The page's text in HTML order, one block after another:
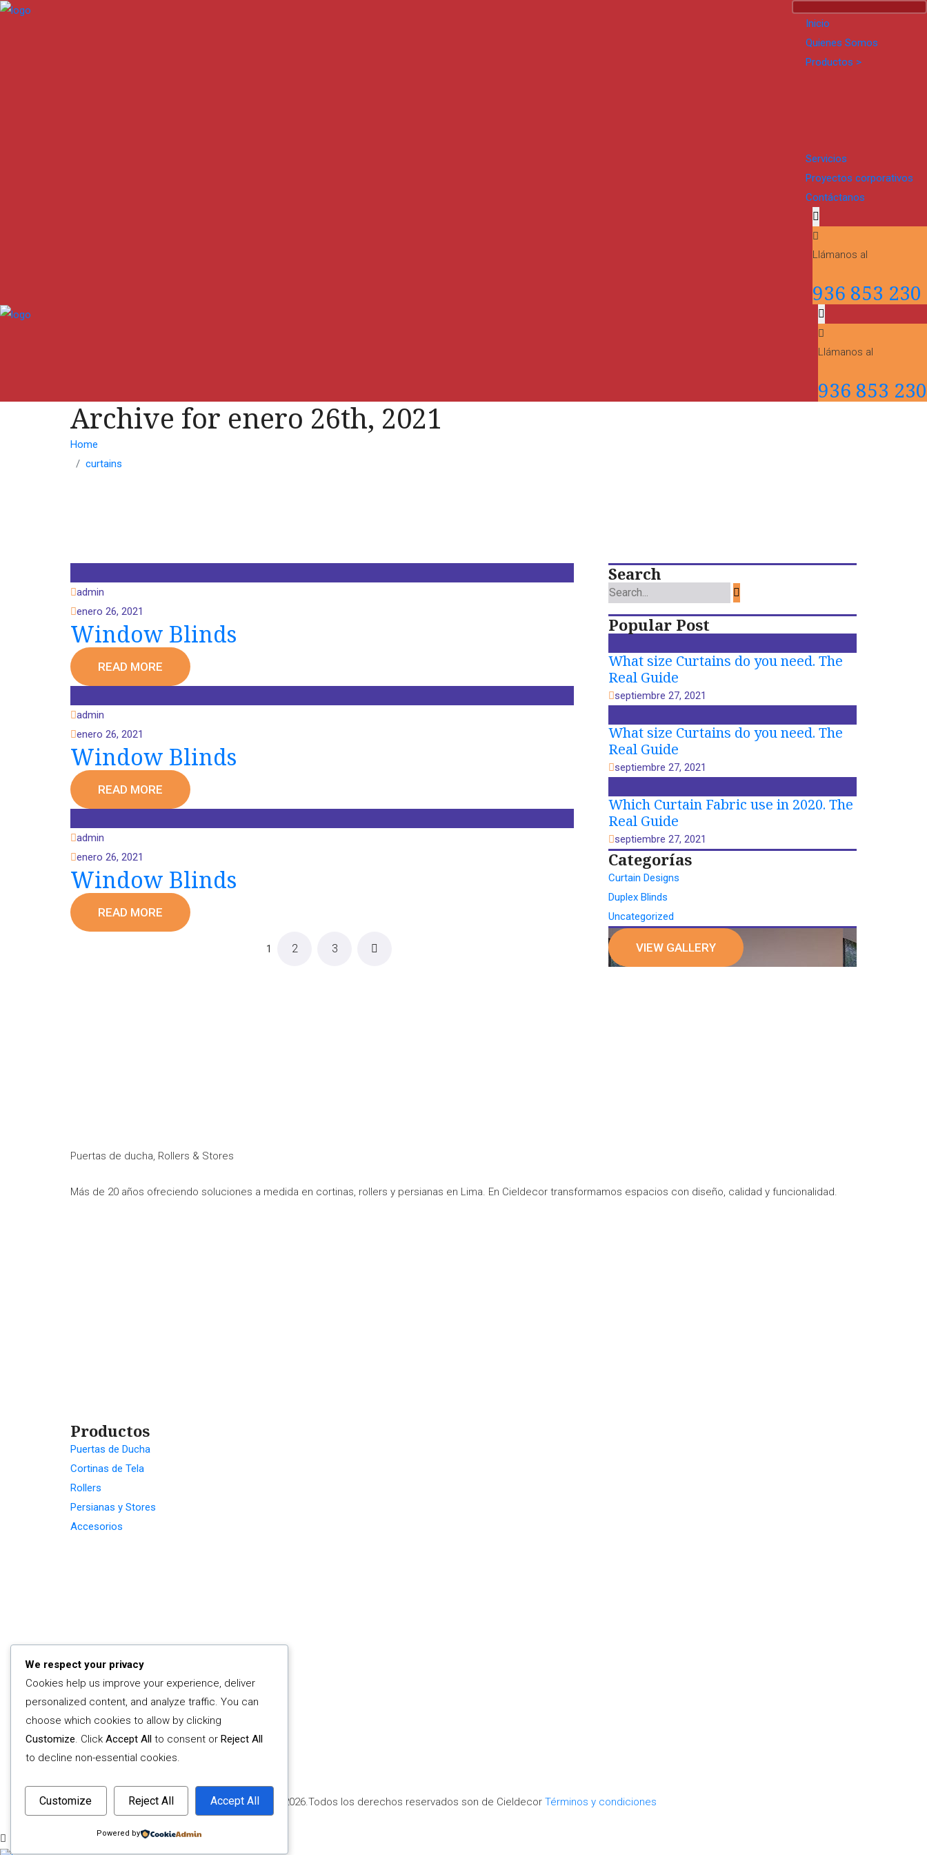
Inicio
Quienes Somos
Productos >
Servicios
Proyectos corporativos
Contáctanos
Llámanos al
936 853 230
Llámanos al
936 853 230
Archive for enero 26th, 2021
Home
curtains
admin
enero 26, 2021
Window Blinds
READ MORE
admin
enero 26, 2021
Window Blinds
READ MORE
admin
enero 26, 2021
Window Blinds
READ MORE
1 2 3
Search
Popular Post
What size Curtains do you need. The
Real Guide
septiembre 27, 2021
What size Curtains do you need. The
Real Guide
septiembre 27, 2021
Which Curtain Fabric use in 2020. The
Real Guide
septiembre 27, 2021
Categorías
Curtain Designs
Duplex Blinds
Uncategorized
VIEW GALLERY
Puertas de ducha, Rollers & Stores
Más de 20 años ofreciendo soluciones a medida en cortinas, rollers y persianas en Lima. En Cieldecor transformamos espacios con diseño, calidad y funcionalidad.
Productos
Puertas de Ducha
Cortinas de Tela
Rollers
Persianas y Stores
Accesorios
Servicios
Lavado profesional de cortinas
Confección a medida
Mantenimiento preventivo
(©) 2026.Todos los derechos reservados son de Cieldecor Términos y condiciones
We respect your privacy
Cookies help us improve your experience, deliver
personalized content, and analyze traffic. You can
choose which cookies to allow by clicking
Customize. Click Accept All to consent or Reject All
to decline non-essential cookies.
Customize Reject All Accept All
Powered by